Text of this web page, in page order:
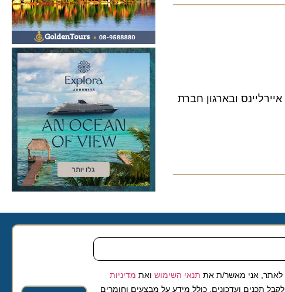
ובארגון חברת
אני מאשר/ת אתתנאי השימושואת מדיניות
ועדכונים, כולל מידע על מבצעים וחומרים